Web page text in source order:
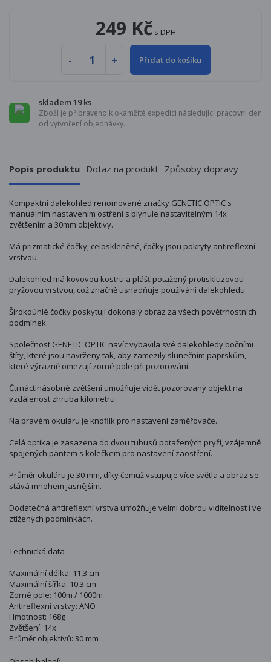
249 Kč s DPH
Přidat do košíku
skladem 19 ks
Zboží je připraveno k okamžité expedici následující pracovní den
od vytvoření objednávky.
Popis produktu Dotaz na produkt Způsoby dopravy
Kompaktní dalekohled renomované značky GENETIC OPTIC s
manuálním nastavením ostření s plynule nastavitelným 14x
zvětšením a 30mm objektivy.
Má prizmatické čočky, celoskleněné, čočky jsou pokryty antireflexní
vrstvou.
Dalekohled má kovovou kostru a plášť potažený protiskluzovou
pryžovou vrstvou, což značně usnadňuje používání dalekohledu.
Širokoúhlé čočky poskytují dokonalý obraz za všech povětrnostních
podmínek.
Společnost GENETIC OPTIC navíc vybavila své dalekohledy bočními
štíty, které jsou navrženy tak, aby zamezily slunečním paprskům,
které výrazně omezují zorné pole při pozorování.
Čtrnáctinásobné zvětšení umožňuje vidět pozorovaný objekt na
vzdálenost zhruba kilometru.
Na pravém okuláru je knoflík pro nastavení zaměřovače.
Celá optika je zasazena do dvou tubusů potažených pryží, vzájemně
spojených pantem s kolečkem pro nastavení zaostření.
Průměr okuláru je 30 mm, díky čemuž vstupuje více světla a obraz se
stává mnohem jasnějším.
Dodatečná antireflexní vrstva umožňuje velmi dobrou viditelnost i ve
ztížených podmínkách.
Technická data
Maximální délka: 11,3 cm
Maximální šířka: 10,3 cm
Zorné pole: 100m / 1000m
Antireflexní vrstvy: ANO
Hmotnost: 168g
Zvětšení: 14x
Průměr objektivů: 30 mm